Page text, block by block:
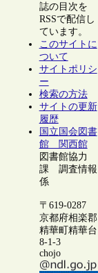
誌の目次を
RSSで配信し
ています。
このサイトに
ついて
サイトポリシ
ー
検索の方法
サイトの更新
履歴
国立国会図書
館 関西館
図書館協力
課 調査情報
係
〒619-0287
京都府相楽郡
精華町精華台
8-1-3
chojo